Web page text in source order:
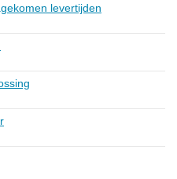
levertijden